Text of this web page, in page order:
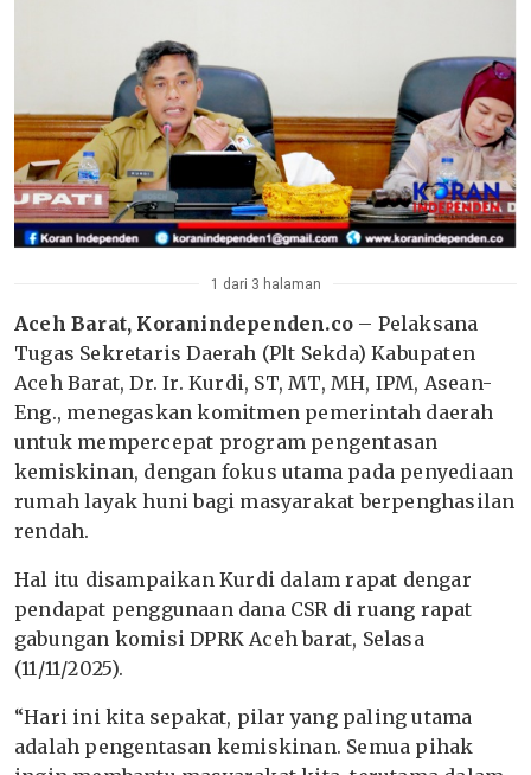
1 dari 3 halaman
Aceh Barat, Koranindependen.co – Pelaksana
Tugas Sekretaris Daerah (Plt Sekda) Kabupaten
Aceh Barat, Dr. Ir. Kurdi, ST, MT, MH, IPM, Asean-
Eng., menegaskan komitmen pemerintah daerah
untuk mempercepat program pengentasan
kemiskinan, dengan fokus utama pada penyediaan
rumah layak huni bagi masyarakat berpenghasilan
rendah.
Hal itu disampaikan Kurdi dalam rapat dengar
pendapat penggunaan dana CSR di ruang rapat
gabungan komisi DPRK Aceh barat, Selasa
(11/11/2025).
“Hari ini kita sepakat, pilar yang paling utama
adalah pengentasan kemiskinan. Semua pihak